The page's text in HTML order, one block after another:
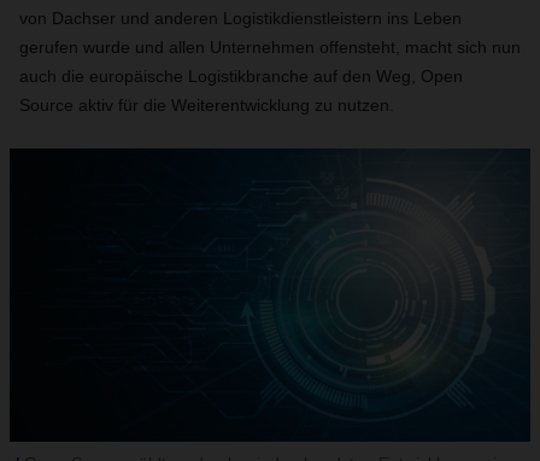
von Dachser und anderen Logistikdienstleistern ins Leben
gerufen wurde und allen Unternehmen offensteht, macht sich nun
auch die europäische Logistikbranche auf den Weg, Open
Source aktiv für die Weiterentwicklung zu nutzen.